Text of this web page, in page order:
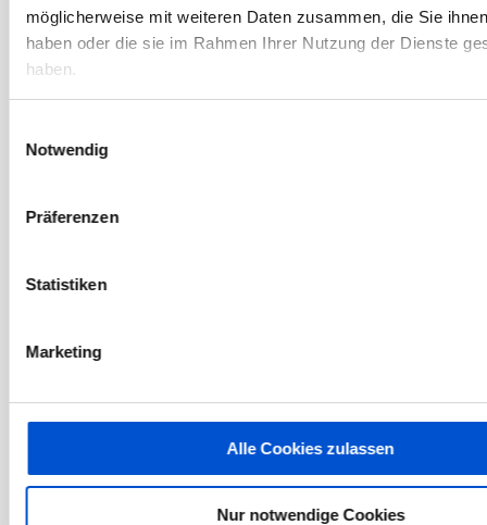
möglicherweise mit weiteren Daten zusammen, die Sie
haben oder die sie im Rahmen Ihrer Nutzung der Dienste
haben.
Notwendig
Präferenzen
Statistiken
Marketing
Alle Cookies zulassen
Nur notwendige Cookies
Mai 2019
April 2019
März 2019
Januar 2019
November 2018
September 2018
Juli 2018
März 2018